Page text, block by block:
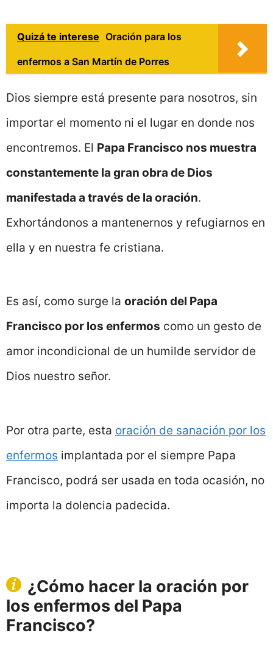
Quizá te interese Oración para los
enfermos a San Martín de Porres
Dios siempre está presente para nosotros, sin
importar el momento ni el lugar en donde nos
encontremos. El Papa Francisco nos muestra
constantemente la gran obra de Dios
manifestada a través de la oración.
Exhortándonos a mantenernos y refugiarnos en
ella y en nuestra fe cristiana.
Es así, como surge la oración del Papa
Francisco por los enfermos como un gesto de
amor incondicional de un humilde servidor de
Dios nuestro señor.
Por otra parte, esta oración de sanación por los
enfermos implantada por el siempre Papa
Francisco, podrá ser usada en toda ocasión, no
importa la dolencia padecida.
¿Cómo hacer la oración por
los enfermos del Papa
Francisco?